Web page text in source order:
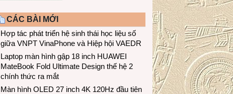
CÁC BÀI MỚI
Hợp tác phát triển hệ sinh thái học liệu số
giữa VNPT VinaPhone và Hiệp hội VAEDR
Laptop màn hình gập 18 inch HUAWEI
MateBook Fold Ultimate Design thế hệ 2
chính thức ra mắt
Màn hình OLED 27 inch 4K 120Hz đầu tiên